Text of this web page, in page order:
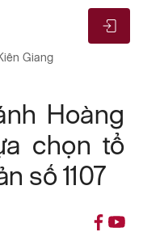
Giang
Hoàng
chọn tổ
số 1107